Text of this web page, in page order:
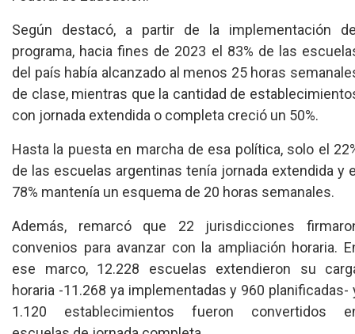
Según destacó, a partir de la implementación
programa, hacia fines de 2023 el 83% de las
del país había alcanzado al menos 25 horas
de clase, mientras que la cantidad de
con jornada extendida o completa creció un 50%.
Hasta la puesta en marcha de esa política, solo el
de las escuelas argentinas tenía jornada extendida y
78% mantenía un esquema de 20 horas semanales.
Además, remarcó que 22 jurisdicciones
convenios para avanzar con la ampliación horaria.
ese marco, 12.228 escuelas extendieron su
horaria -11.268 ya implementadas y 960 planificadas-
1.120 establecimientos fueron convertidos